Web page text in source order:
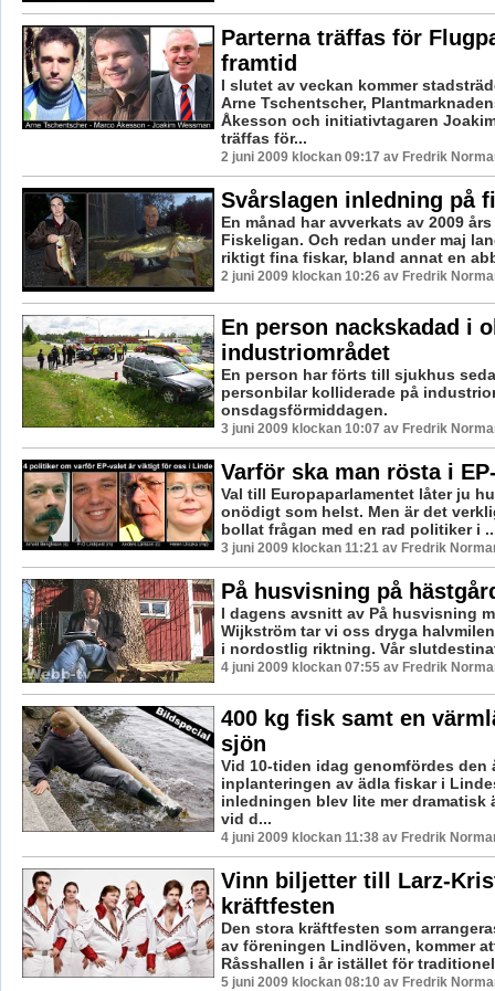
Parterna träffas för
framtid
I slutet av veckan kommer
Arne Tschentscher,
Åkesson och initiativtagaren
träffas för...
2 juni 2009 klockan 09:17 av Fredrik
Svårslagen inledning på
En månad har avverkats av 2009
Fiskeligan. Och redan under maj
riktigt fina fiskar, bland annat en
2 juni 2009 klockan 10:26 av Fredrik
En person nackskadad i
industriområdet
En person har förts till sjukhus
personbilar kolliderade på
onsdagsförmiddagen.
3 juni 2009 klockan 10:07 av Fredrik
Varför ska man rösta i
Val till Europaparlamentet låter ju
onödigt som helst. Men är det
bollat frågan med en rad politiker i
3 juni 2009 klockan 11:21 av Fredrik
På husvisning på
I dagens avsnitt av På husvisning
Wijkström tar vi oss dryga
i nordostlig riktning. Vår
4 juni 2009 klockan 07:55 av Fredrik
400 kg fisk samt en
sjön
Vid 10-tiden idag genomfördes den
inplanteringen av ädla fiskar i
inledningen blev lite mer dramatisk
vid d...
4 juni 2009 klockan 11:38 av Fredrik
Vinn biljetter till Larz-
kräftfesten
Den stora kräftfesten som
av föreningen Lindlöven, kommer
Råsshallen i år istället för
5 juni 2009 klockan 08:10 av Fredrik